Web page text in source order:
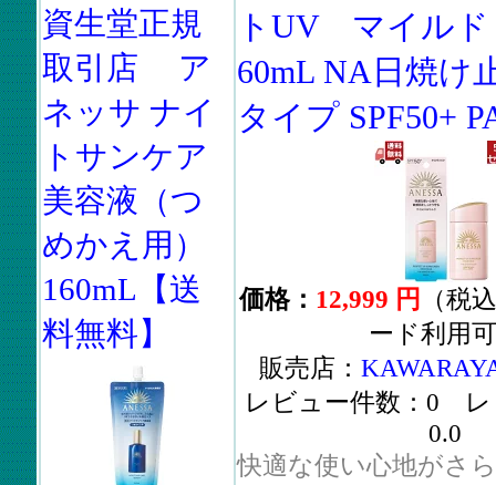
資生堂正規
取引店 ア
ネッサ ナイ
トサンケア
美容液（つ
めかえ用）
160mL【送
料無料】
トUV マイル
60mL NA日焼け
タイプ SPF50+
価格： 12,999 円
（税
ード利用
販売店：
レビュー件数：0 レ
0.0
快適な使い心地がさ